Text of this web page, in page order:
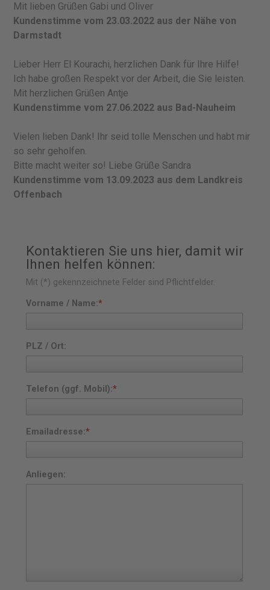
Mit lieben Grüßen Gabi und Oliver
Kundenstimme vom 23.03.2022 aus der Nähe von
Darmstadt
Lieber Herr El Kourachi, herzlichen Dank für Ihre Hilfe!
Ich habe großen Respekt vor der Arbeit, die Sie leisten.
Mit herzlichen Grüßen Antje
Kundenstimme vom 27.06.2022 aus Bad-Nauheim
Vielen lieben Dank! Ihr seid tolle Menschen und habt mir
so sehr geholfen.
Bitte macht weiter so! Liebe Grüße Sandra
Kundenstimme vom 13.09.2023 aus dem Landkreis
Offenbach
Kontaktieren Sie uns hier, damit wir
Ihnen helfen können:
Mit (*) gekennzeichnete Felder sind Pflichtfelder.
Vorname / Name:*
PLZ / Ort:
Telefon (ggf. Mobil):*
Emailadresse:*
Anliegen: